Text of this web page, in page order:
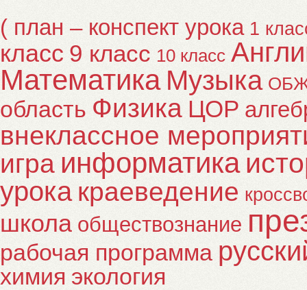
( план – конспект урока 1
класс 9 класс 10 класс
Математика Музыка
область Физика ЦОР
внеклассное
игра информатика
урока краеведение
школа обществознание
рабочая программа
химия экология